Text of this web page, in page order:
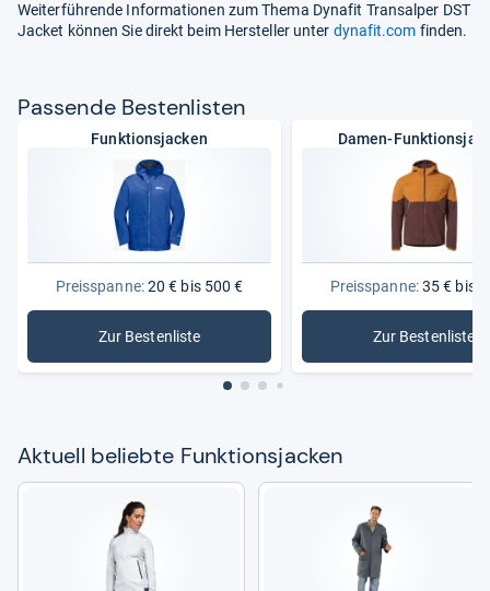
Weiterführende Informationen zum Thema Dynafit Transalper DST
Jacket können Sie direkt beim Hersteller unter dynafit.com finden.
Pas­sende Bes­ten­lis­ten
Funktionsjacken
Preisspanne:20 € bis 500 €
Zur Bestenliste: Funktionsjacken
Damen-
Preisspanne:35 € bis
Zur Bestenliste
: Damen-
Aktu­ell beliebte Funk­ti­ons­ja­cken